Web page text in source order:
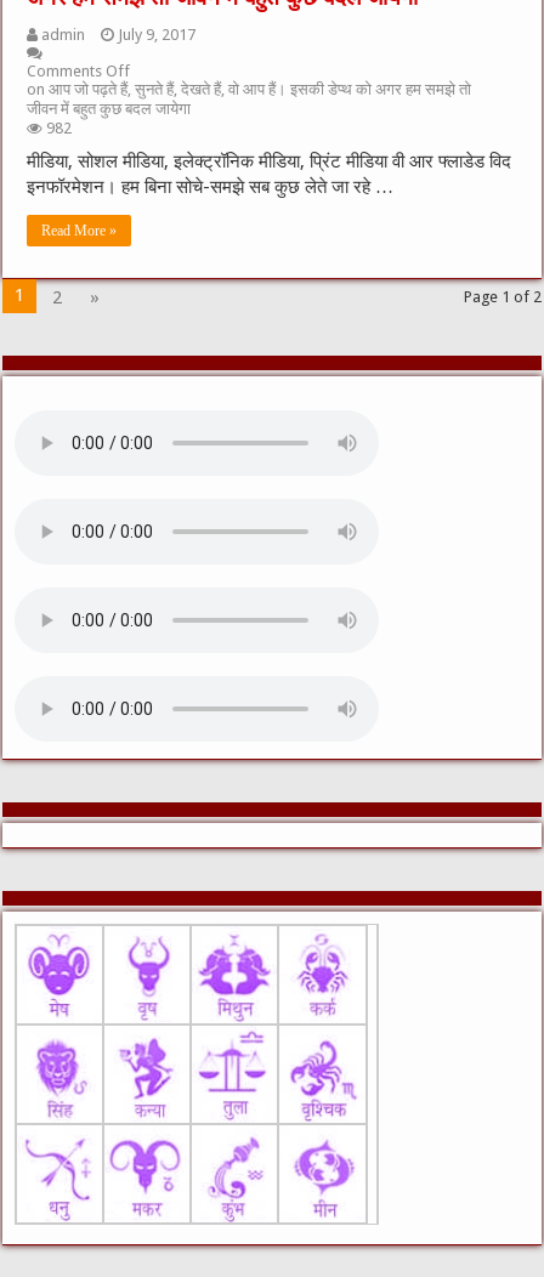
admin
July 9, 2017
Comments Off
on आप जो पढ़ते हैं, सुनते हैं, देखते हैं, वो आप हैं। इसकी डेप्थ को अगर हम समझे तो
जीवन में बहुत कुछ बदल जायेगा
982
मीडिया, सोशल मीडिया, इलेक्ट्रॉनिक मीडिया, प्रिंट मीडिया वी आर फ्लाडेड विद
इनफॉरमेशन। हम बिना सोचे-समझे सब कुछ लेते जा रहे …
Read More »
Page 1 of 2
1 2 »